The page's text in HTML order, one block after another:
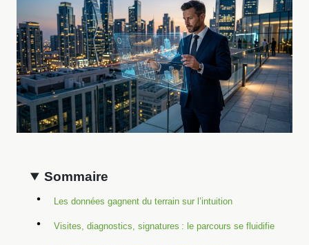
Sommaire
Les données gagnent du terrain sur l’intuition
Visites, diagnostics, signatures : le parcours se fluidifie